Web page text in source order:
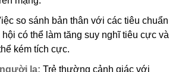
so sánh bản thân với các tiêu chuẩn
hội có thể làm tăng suy nghĩ tiêu cực và
kém tích cực.
lạ: Trẻ thường cảnh giác với